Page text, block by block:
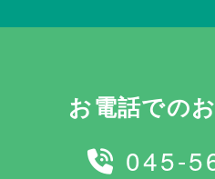
お電話での
045-